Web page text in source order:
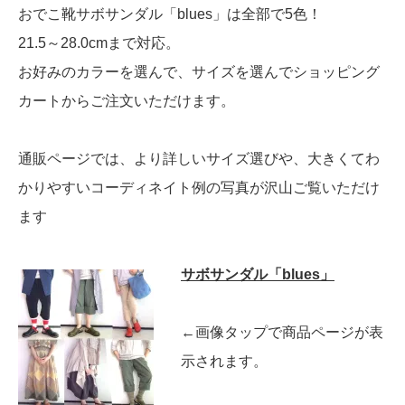
おでこ靴サボサンダル「blues」は全部で5色！
21.5～28.0cmまで対応。
お好みのカラーを選んで、サイズを選んでショッピング
カートからご注文いただけます。
通販ページでは、より詳しいサイズ選びや、大きくてわ
かりやすいコーディネイト例の写真が沢山ご覧いただけ
ます
サボサンダル「blues」
←画像タップで商品ページが表
示されます。